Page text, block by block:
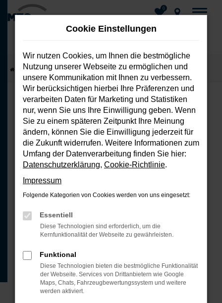
Zum
Hauptinhalt
springen
0
Startseite Fahrzeuge Fahrzeug-Showroom
FEHLER: NETWORK ERROR
Beim Laden ist ein Fehler aufgetreten.
Hier sind ein paar Tipps, die dir helfen
können:
Überprüfe deine Firewall und
deine Internetverbindung.
Laden andere Webseiten, zum
Beispiel deine Suchmaschine?
Browsererweiterungen.
Manche Erweiterungen, wie
Werbeblocker, können das Laden
bestimmter Seiten verhindern.
Cookie Einstellungen
Wir nutzen Cookies, um Ihnen die bestmögliche
Nutzung unserer Webseite zu ermöglichen und
unsere Kommunikation mit Ihnen zu verbessern.
Wir berücksichtigen hierbei Ihre Präferenzen und
verarbeiten Daten für Marketing und Statistiken
nur, wenn Sie uns Ihre Einwilligung geben. Wenn
Sie zu einem späteren Zeitpunkt Ihre Meinung
ändern, können Sie die Einwilligung jederzeit für
die Zukunft widerrufen. Weitere Informationen zum
Umfang der Datenverarbeitung finden Sie hier:
Datenschutzerklärung, Cookie-Richtlinie.
Impressum
Folgende Kategorien von Cookies werden von uns eingesetzt:
Essentiell
Diese Technologien sind erforderlich, um die
Kernfunktionalität der Webseite zu gewährleisten.
Funktional
Diese Technologien bieten die bestmögliche Funktionalität
der Webseite. Services von Drittanbietern wie Google
Maps, Chats, Fahrzeugbewertungssystem und weitere
werden aktiviert.